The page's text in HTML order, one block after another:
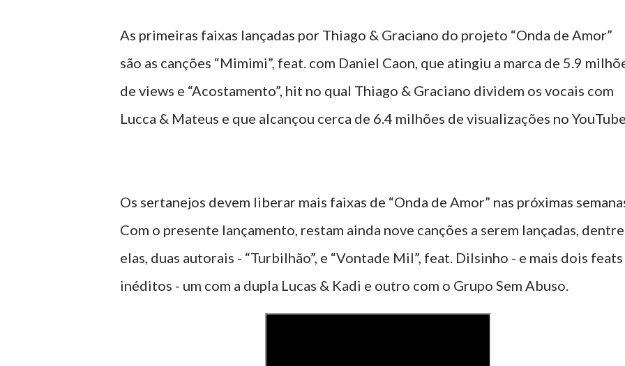
As primeiras faixas lançadas por Thiago & Graciano do projeto “Onda de Amor”
são as canções “Mimimi”, feat. com Daniel Caon, que atingiu a marca de 5.9
de views e “Acostamento”, hit no qual Thiago & Graciano dividem os vocais com
Lucca & Mateus e que alcançou cerca de 6.4 milhões de visualizações no
Os sertanejos devem liberar mais faixas de “Onda de Amor” nas próximas
Com o presente lançamento, restam ainda nove canções a serem lançadas, dentre
elas, duas autorais - “Turbilhão”, e “Vontade Mil”, feat. Dilsinho - e mais dois feats
inéditos - um com a dupla Lucas & Kadi e outro com o Grupo Sem Abuso.